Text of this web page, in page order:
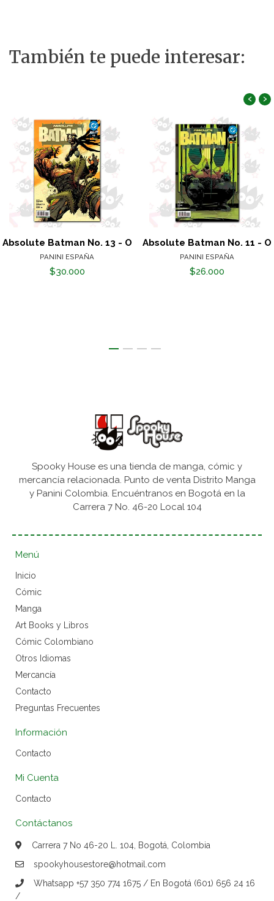
También te puede interesar:
Absolute Batman No. 13 - O
PANINI ESPAÑA
$30.000
Absolute Batman No. 11 - O
PANINI ESPAÑA
$26.000
‹ ›
Spooky House es una tienda de manga, cómic y
mercancía relacionada. Punto de venta Distrito Manga
y Panini Colombia. Encuéntranos en Bogotá en la
Carrera 7 No. 46-20 Local 104
Menú
Inicio
Cómic
Manga
Art Books y Libros
Cómic Colombiano
Otros Idiomas
Mercancía
Contacto
Preguntas Frecuentes
Información
Contacto
Mi Cuenta
Contacto
Contáctanos
Carrera 7 No 46-20 L. 104, Bogotá, Colombia
spookyhousestore@hotmail.com
Whatsapp +57 350 774 1675 / En Bogotá (601) 656 24 16
/